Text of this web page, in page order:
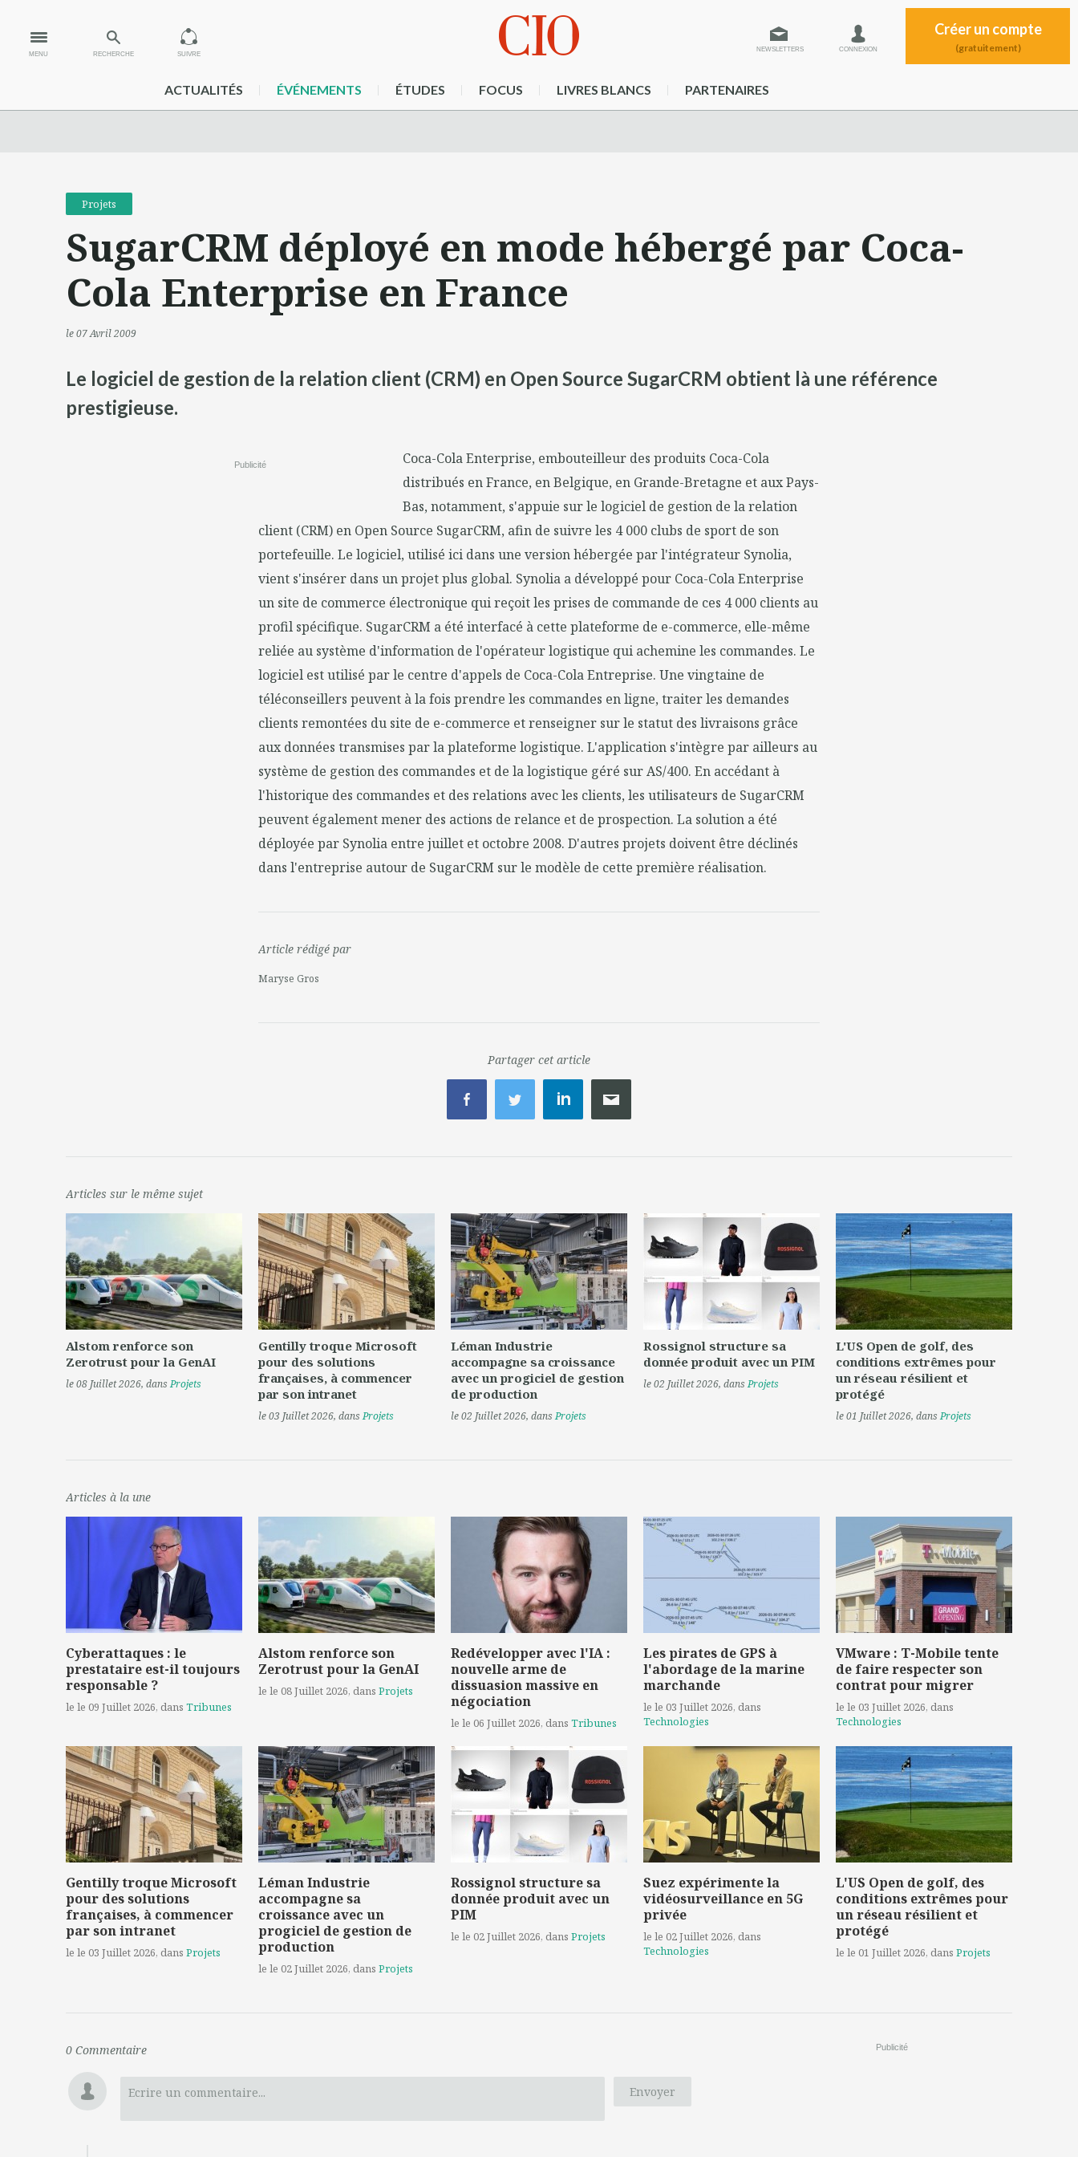
MENU RECHERCHE SUIVRE
NEWSLETTERS CONNEXION
Créer un compte
(gratuitement)
ACTUALITÉS ÉVÉNEMENTS ÉTUDES FOCUS LIVRES BLANCS PARTENAIRES
Projets
SugarCRM déployé en mode hébergé par Coca-
Cola Enterprise en France
le 07 Avril 2009
Le logiciel de gestion de la relation client (CRM) en Open Source SugarCRM obtient là une référence
prestigieuse.
Publicité
Coca-Cola Enterprise, embouteilleur des produits Coca-Cola
distribués en France, en Belgique, en Grande-Bretagne et aux Pays-
Bas, notamment, s'appuie sur le logiciel de gestion de la relation
client (CRM) en Open Source SugarCRM, afin de suivre les 4 000 clubs de sport de son
portefeuille. Le logiciel, utilisé ici dans une version hébergée par l'intégrateur Synolia,
vient s'insérer dans un projet plus global. Synolia a développé pour Coca-Cola Enterprise
un site de commerce électronique qui reçoit les prises de commande de ces 4 000 clients au
profil spécifique. SugarCRM a été interfacé à cette plateforme de e-commerce, elle-même
reliée au système d'information de l'opérateur logistique qui achemine les commandes. Le
logiciel est utilisé par le centre d'appels de Coca-Cola Entreprise. Une vingtaine de
téléconseillers peuvent à la fois prendre les commandes en ligne, traiter les demandes
clients remontées du site de e-commerce et renseigner sur le statut des livraisons grâce
aux données transmises par la plateforme logistique. L'application s'intègre par ailleurs au
système de gestion des commandes et de la logistique géré sur AS/400. En accédant à
l'historique des commandes et des relations avec les clients, les utilisateurs de SugarCRM
peuvent également mener des actions de relance et de prospection. La solution a été
déployée par Synolia entre juillet et octobre 2008. D'autres projets doivent être déclinés
dans l'entreprise autour de SugarCRM sur le modèle de cette première réalisation.
Article rédigé par
Maryse Gros
Partager cet article
Articles sur le même sujet
Alstom renforce son
Zerotrust pour la GenAI
le 08 Juillet 2026, dansProjets
Gentilly troque Microsoft
pour des solutions
françaises, à commencer
par son intranet
le 03 Juillet 2026, dansProjets
Léman Industrie
accompagne sa croissance
avec un progiciel de gestion
de production
le 02 Juillet 2026, dansProjets
Rossignol structure sa
donnée produit avec un PIM
le 02 Juillet 2026, dansProjets
L'US Open de golf, des
conditions extrêmes pour
un réseau résilient et
protégé
le 01 Juillet 2026, dansProjets
Articles à la une
Cyberattaques : le
prestataire est-il toujours
responsable ?
le le 09 Juillet 2026, dans Tribunes
Alstom renforce son
Zerotrust pour la GenAI
le le 08 Juillet 2026, dans Projets
Redévelopper avec l'IA :
nouvelle arme de
dissuasion massive en
négociation
le le 06 Juillet 2026, dans Tribunes
Les pirates de GPS à
l'abordage de la marine
marchande
le le 03 Juillet 2026, dans
Technologies
VMware : T-Mobile tente
de faire respecter son
contrat pour migrer
le le 03 Juillet 2026, dans
Technologies
Gentilly troque Microsoft
pour des solutions
françaises, à commencer
par son intranet
le le 03 Juillet 2026, dans Projets
Léman Industrie
accompagne sa
croissance avec un
progiciel de gestion de
production
le le 02 Juillet 2026, dans Projets
Rossignol structure sa
donnée produit avec un
PIM
le le 02 Juillet 2026, dans Projets
Suez expérimente la
vidéosurveillance en 5G
privée
le le 02 Juillet 2026, dans
Technologies
L'US Open de golf, des
conditions extrêmes pour
un réseau résilient et
protégé
le le 01 Juillet 2026, dans Projets
0 Commentaire
Envoyer
Ecrire un commentaire...
Publicité